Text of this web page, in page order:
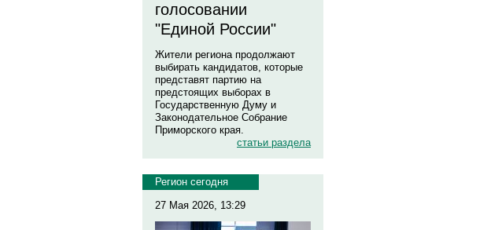
голосовании
"Единой России"
Жители региона продолжают
выбирать кандидатов, которые
представят партию на
предстоящих выборах в
Государственную Думу и
Законодательное Собрание
Приморского края.
статьи раздела
Регион сегодня
27 Мая 2026, 13:29